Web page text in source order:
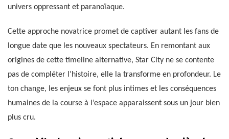
univers oppressant et paranoïaque.
Cette approche novatrice promet de captiver autant les fans de
longue date que les nouveaux spectateurs. En remontant aux
origines de cette timeline alternative, Star City ne se contente
pas de compléter l’histoire, elle la transforme en profondeur. Le
ton change, les enjeux se font plus intimes et les conséquences
humaines de la course à l’espace apparaissent sous un jour bien
plus cru.